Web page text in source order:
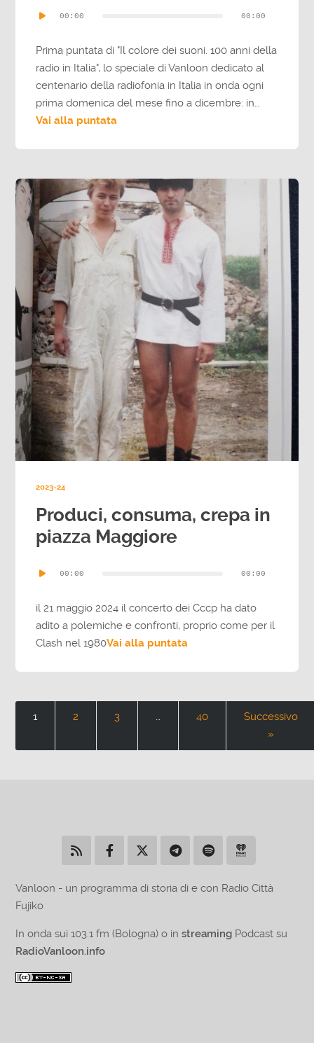
00:00 00:00
Prima puntata di "Il colore dei suoni. 100 anni della
radio in Italia", lo speciale di Vanloon dedicato al
centenario della radiofonia in Italia in onda ogni
prima domenica del mese fino a dicembre: in…
Vai alla puntata
2023-24
Produci, consuma, crepa in
piazza Maggiore
Audio
00:00 00:00
il 21 maggio 2024 il concerto dei Cccp ha dato
adito a polemiche e confronti, proprio come per il
Clash nel 1980Vai alla puntata
1 2 3 … 40
Successivo
»
Vanloon - un programma di storia di e con Radio Città
Fujiko
In onda sui 103.1 fm (Bologna) o instreaming Podcast su
RadioVanloon.info